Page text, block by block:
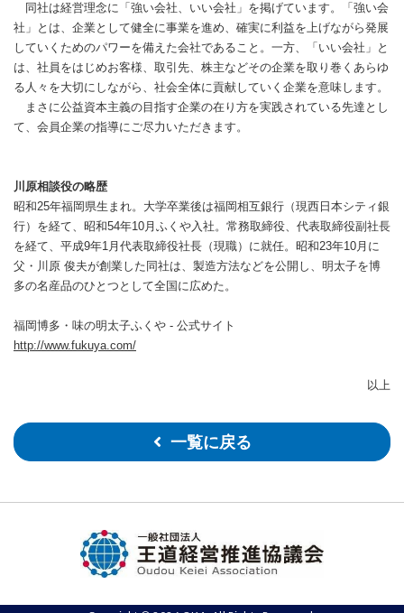
同社は経営理念に「強い会社、いい会社」を掲げています。「強い会
社」とは、企業として健全に事業を進め、確実に利益を上げながら発展
していくためのパワーを備えた会社であること。一方、「いい会社」と
は、社員をはじめお客様、取引先、株主などその企業を取り巻くあらゆ
る人々を大切にしながら、社会全体に貢献していく企業を意味します。
まさに公益資本主義の目指す企業の在り方を実践されている先達とし
て、会員企業の指導にご尽力いただきます。
川原相談役の略歴
昭和25年福岡県生まれ。大学卒業後は福岡相互銀行（現西日本シティ銀
行）を経て、昭和54年10月ふくや入社。常務取締役、代表取締役副社長
を経て、平成9年1月代表取締役社長（現職）に就任。昭和23年10月に
父・川原 俊夫が創業した同社は、製造方法などを公開し、明太子を博
多の名産品のひとつとして全国に広めた。
福岡博多・味の明太子ふくや - 公式サイト
http://www.fukuya.com/
以上
一覧に戻る